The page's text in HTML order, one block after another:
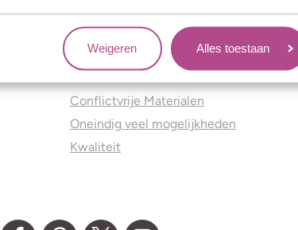
Weigeren Alles toestaan
Jouw voordelen
Conflictvrije Materialen
Oneindig veel mogelijkheden
Kwaliteit